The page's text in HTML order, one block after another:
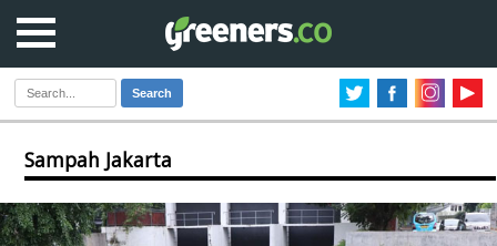
Search
Sampah Jakarta